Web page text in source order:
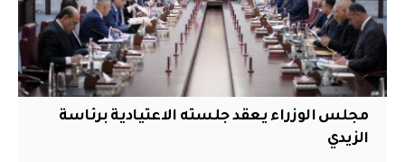
مجلس الوزراء يعقد جلسته الاعتيادية برئاسة
الزيدي